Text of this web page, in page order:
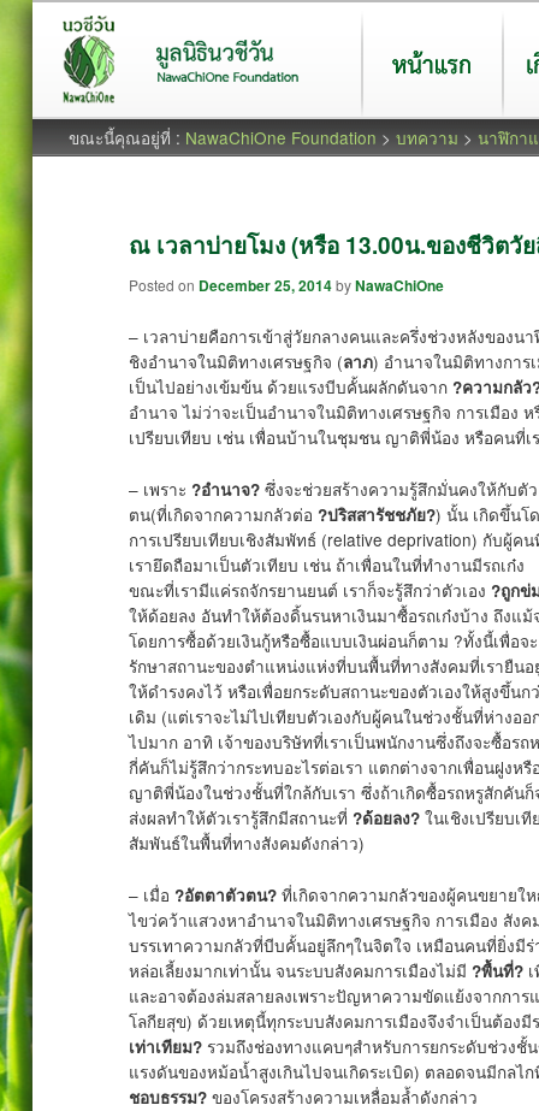
หน้าแรก เกี่ยว
ขณะนี้คุณอยู่ที่ : NawaChiOne Foundation >บทความ >นาฬิกา
ณ เวลาบ่ายโมง (หรือ 13.00น.ของชีวิตวั
Posted on December 25, 2014byNawaChiOne
– เวลาบ่ายคือการเข้าสู่วัยกลางคนและครึ่งช่วงหลังของ
ชิงอำนาจในมิติทางเศรษฐกิจ (ลาภ) อำนาจในมิติทางการ
เป็นไปอย่างเข้มข้น ด้วยแรงบีบคั้นผลักดันจาก ?ความกลัว
อำนาจ ไม่ว่าจะเป็นอำนาจในมิติทางเศรษฐกิจ การเมือง
เปรียบเทียบ เช่น เพื่อนบ้านในชุมชน ญาติพี่น้อง หรือคนที่เ
– เพราะ ?อำนาจ? ซึ่งจะช่วยสร้างความรู้สึกมั่นคงให้กับตัว
ตน(ที่เกิดจากความกลัวต่อ ?ปริสสารัชชภัย?) นั้น เกิดขึ้นโ
การเปรียบเทียบเชิงสัมพัทธ์ (relative deprivation) กับผู้ค
เรายึดถือมาเป็นตัวเทียบ เช่น ถ้าเพื่อนในที่ทำงานมีรถเก๋ง
ขณะที่เรามีแค่รถจักรยานยนต์ เราก็จะรู้สึกว่าตัวเอง ?ถูกข่
ให้ด้อยลง อันทำให้ต้องดิ้นรนหาเงินมาซื้อรถเก๋งบ้าง ถึงแม้
โดยการซื้อด้วยเงินกู้หรือซื้อแบบเงินผ่อนก็ตาม ?ทั้งนี้เพื่อจะ
รักษาสถานะของตำแหน่งแห่งที่บนพื้นที่ทางสังคมที่เรายืนอ
ให้ดำรงคงไว้ หรือเพื่อยกระดับสถานะของตัวเองให้สูงขึ้นก
เดิม (แต่เราจะไม่ไปเทียบตัวเองกับผู้คนในช่วงชั้นที่ห่างออ
ไปมาก อาทิ เจ้าของบริษัทที่เราเป็นพนักงานซึ่งถึงจะซื้อรถ
กี่คันก็ไม่รู้สึกว่ากระทบอะไรต่อเรา แตกต่างจากเพื่อนฝูงหรื
ญาติพี่น้องในช่วงชั้นที่ใกล้กับเรา ซึ่งถ้าเกิดซื้อรถหรูสักคันก็
ส่งผลทำให้ตัวเรารู้สึกมีสถานะที่ ?ด้อยลง? ในเชิงเปรียบเ
สัมพันธ์ในพื้นที่ทางสังคมดังกล่าว)
– เมื่อ ?อัตตาตัวตน? ที่เกิดจากความกลัวของผู้คนขยายใ
ไขว่คว้าแสวงหาอำนาจในมิติทางเศรษฐกิจ การเมือง สัง
บรรเทาความกลัวที่บีบคั้นอยู่ลึกๆในจิตใจ เหมือนคนที่ยิ่งมี
หล่อเลี้ยงมากเท่านั้น จนระบบสังคมการเมืองไม่มี ?พื้นที่?
และอาจต้องล่มสลายลงเพราะปัญหาความขัดแย้งจากการ
โลกียสุข) ด้วยเหตุนี้ทุกระบบสังคมการเมืองจึงจำเป็นต้อง
เท่าเทียม?รวมถึงช่องทางแคบๆสำหรับการยกระดับช่วงชั้
แรงดันของหม้อน้ำสูงเกินไปจนเกิดระเบิด) ตลอดจนมีกล
ชอบธรรม? ของโครงสร้างความเหลื่อมล้ำดังกล่าว